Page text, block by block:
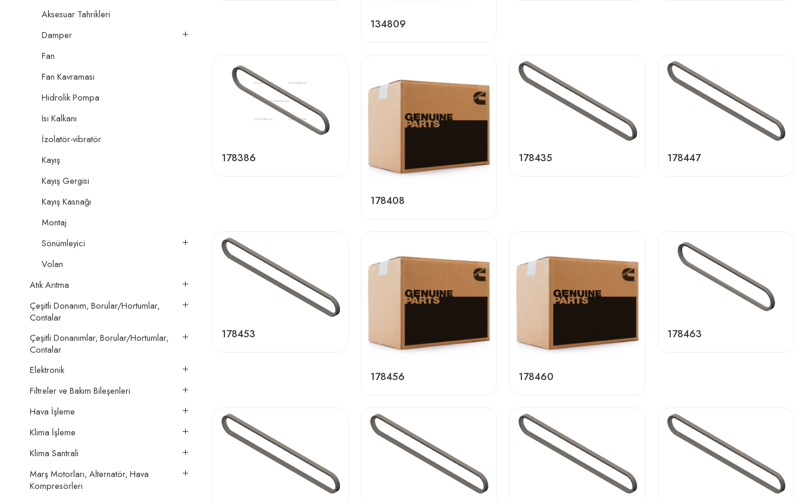
134809
178386
178408
178435 178447
178453
178456 178460
178463
Aksesuar Tahrikleri
Damper
Fan
Fan Kavraması
Hidrolik Pompa
Isı Kalkanı
İzolatör-vibratör
Kayış
Kayış Gergisi
Kayış Kasnağı
Montaj
Sönümleyici
Volan
Atık Arıtma
Çeşitli Donanım, Borular/Hortumlar,
Contalar
Çeşitli Donanımlar, Borular/Hortumlar,
Contalar
Elektronik
Filtreler ve Bakım Bileşenleri
Hava İşleme
Klima İşleme
Klima Santrali
Marş Motorları, Alternatör, Hava
Kompresörleri